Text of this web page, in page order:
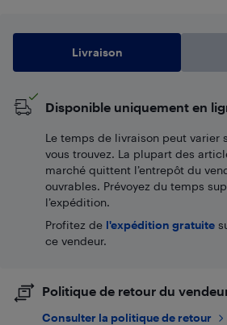
Livraison
Disponible uniquement en
Le temps de livraison peut varier
vous trouvez. La plupart des
marché quittent l’entrepôt du
ouvrables. Prévoyez du temps
l’expédition.
Profitez de l'expédition gratuite
ce vendeur.
Politique de retour du
Consulter la politique de retour